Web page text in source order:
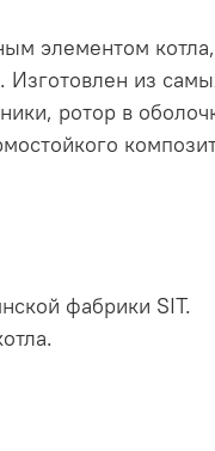
элементом
Изготовлен из
ротор в
фабрики SIT.